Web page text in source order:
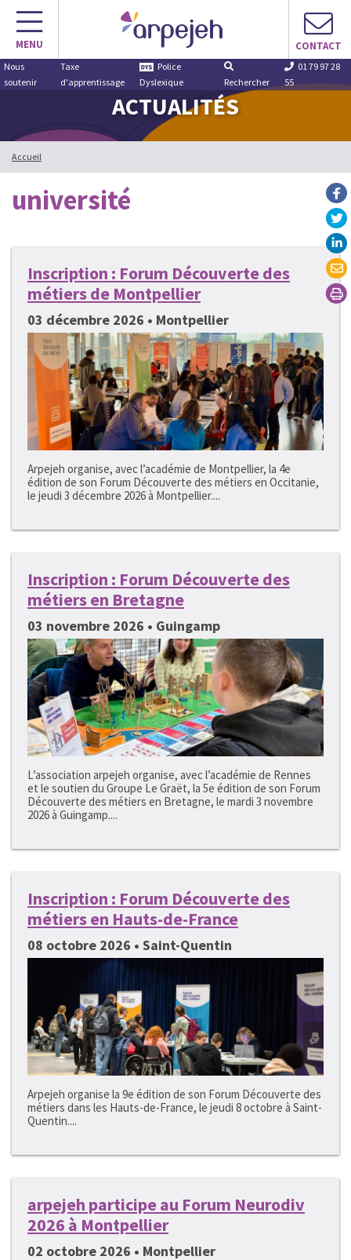
Aller
contenu
MENU CONTACT
Nous
soutenir
Taxe
d'apprentissage
Police
Dyslexique
Rechercher
01 79 97 28
55
ACTUALITÉS
Accueil
université
Inscription : Forum Découverte des
métiers de Montpellier
03 décembre 2026 • Montpellier
Arpejeh organise, avec l’académie de Montpellier, la 4e
édition de son Forum Découverte des métiers en Occitanie,
le jeudi 3 décembre 2026 à Montpellier....
Inscription : Forum Découverte des
métiers en Bretagne
03 novembre 2026 • Guingamp
L’association arpejeh organise, avec l’académie de Rennes
et le soutien du Groupe Le Graët, la 5e édition de son Forum
Découverte des métiers en Bretagne, le mardi 3 novembre
2026 à Guingamp....
Inscription : Forum Découverte des
métiers en Hauts-de-France
08 octobre 2026 • Saint-Quentin
Arpejeh organise la 9e édition de son Forum Découverte des
métiers dans les Hauts-de-France, le jeudi 8 octobre à Saint-
Quentin....
arpejeh participe au Forum Neurodiv
2026 à Montpellier
02 octobre 2026 • Montpellier